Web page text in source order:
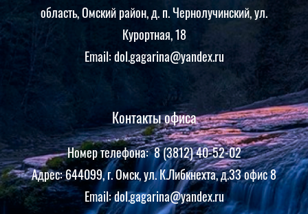
область, Омский район, д. п. Чернолучинский, ул.
Курортная, 18
Email: dol.gagarina@yandex.ru
Контакты офиса
Номер телефона: 8 (3812) 40-52-02
Адрес: 644099, г. Омск, ул. К.Либкнехта, д.33 офис 8
Email: dol.gagarina@yandex.ru